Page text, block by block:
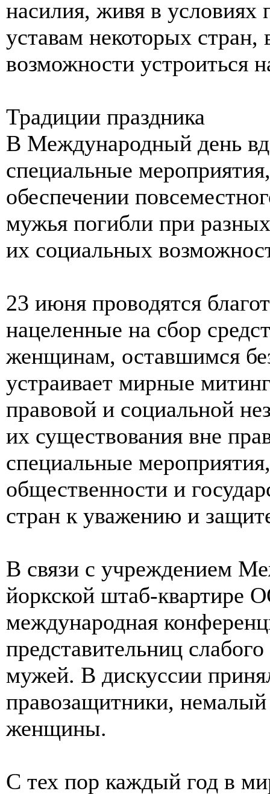
насилия, живя в условиях
уставам некоторых
возможности устроиться
Традиции праздника
В Международный день
специальные
обеспечении
мужья погибли при
их социальных
23 июня проводятся
нацеленные на сбор
женщинам, оставшимся
устраивает мирные
правовой и социальной
их существования вне
специальные
общественности и
стран к уважению и
В связи с учреждением
йоркской штаб-квартире
международная
представительниц
мужей. В дискуссии
правозащитники, немалый
женщины.
С тех пор каждый год в